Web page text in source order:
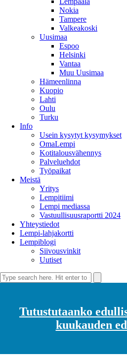
Nokia
Tampere
Valkeakoski
Uusimaa
Espoo
Helsinki
Vantaa
Muu Uusimaa
Hämeenlinna
Kuopio
Lahti
Oulu
Turku
Info
Usein kysytyt kysymykset
OmaLempi
Kotitalousvähennys
Palveluehdot
Työpaikat
Meistä
Yritys
Lempitiimi
Lempi mediassa
Vastuullisuusraportti 2024
Yhteystiedot
Lempi-lahjakortti
Lempiblogi
Siivousvinkit
Uutiset
Tutustutaanko
kuukauden